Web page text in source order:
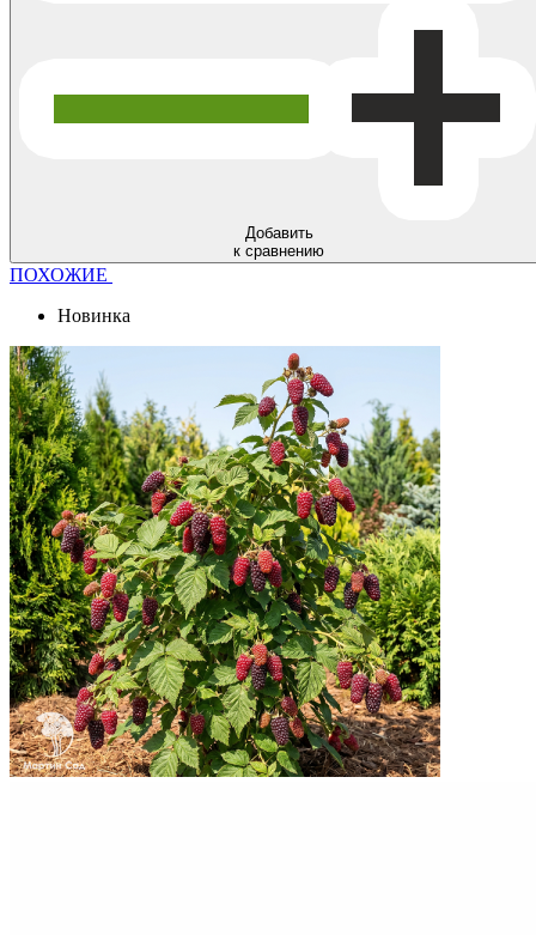
Добавить
к сравнению
ПОХОЖИЕ
Новинка